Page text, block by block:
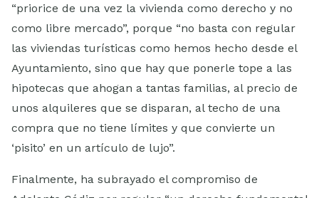
“priorice de una vez la vivienda como derecho y no
como libre mercado”, porque “no basta con regular
las viviendas turísticas como hemos hecho desde el
Ayuntamiento, sino que hay que ponerle tope a las
hipotecas que ahogan a tantas familias, al precio de
unos alquileres que se disparan, al techo de una
compra que no tiene límites y que convierte un
‘pisito’ en un artículo de lujo”.
Finalmente, ha subrayado el compromiso de